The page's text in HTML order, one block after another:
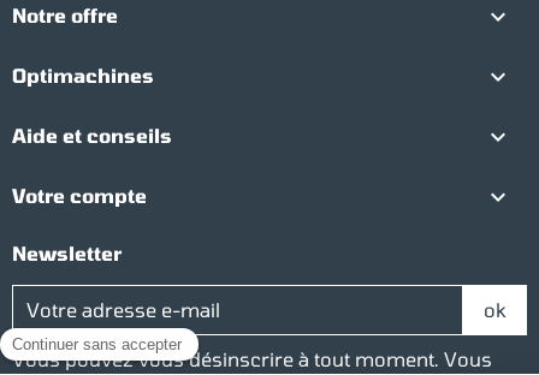
Notre offre 
Optimachines 
Aide et conseils 
Votre compte 
Newsletter
Vous pouvez vous désinscrire à tout moment. Vous